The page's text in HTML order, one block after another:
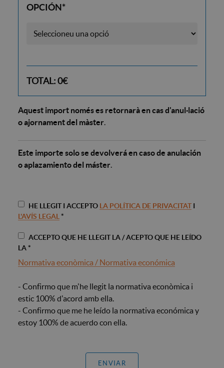
OPCIÓN*
TOTAL: 0€
Aquest import només es retornarà en cas d'anul·lació
o ajornament del màster.
Este importe solo se devolverá en caso de anulación
o aplazamiento del máster.
HE LLEGIT I ACCEPTO LA POLÍTICA DE PRIVACITAT I
L'AVÍS LEGAL*
ACCEPTO QUE HE LLEGIT LA / ACEPTO QUE HE LEÍDO
LA*
Normativa econòmica / Normativa económica
- Confirmo que m'he llegit la normativa econòmica i
estic 100% d'acord amb ella.
- Confirmo que me he leído la normativa económica y
estoy 100% de acuerdo con ella.
ENVIAR